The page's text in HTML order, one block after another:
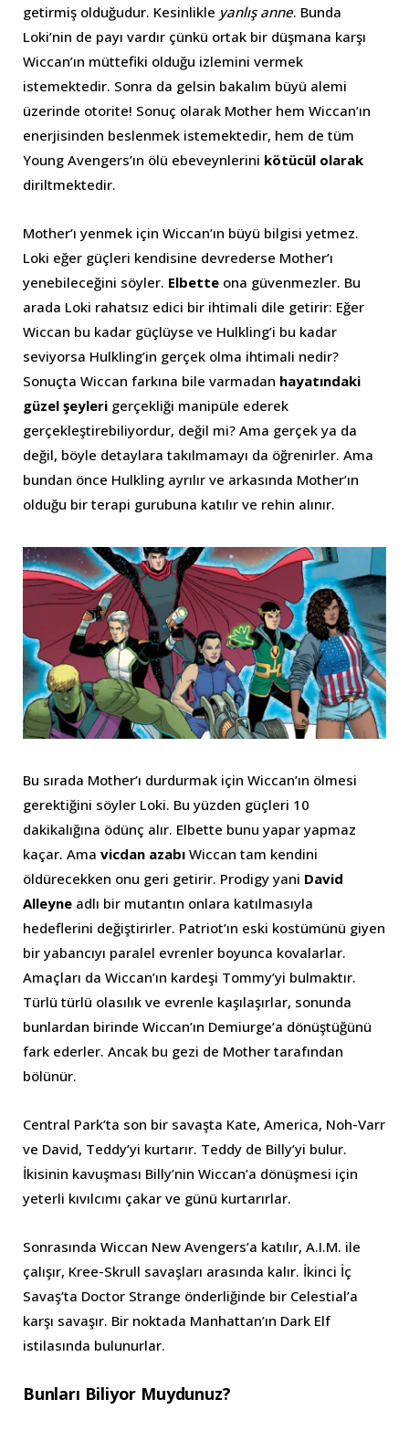
getirmiş olduğudur. Kesinlikle yanlış anne. Bunda
Loki’nin de payı vardır çünkü ortak bir düşmana karşı
Wiccan’ın müttefiki olduğu izlemini vermek
istemektedir. Sonra da gelsin bakalım büyü alemi
üzerinde otorite! Sonuç olarak Mother hem Wiccan’ın
enerjisinden beslenmek istemektedir, hem de tüm
Young Avengers’ın ölü ebeveynlerini kötücül olarak
diriltmektedir.
Mother’ı yenmek için Wiccan’ın büyü bilgisi yetmez.
Loki eğer güçleri kendisine devrederse Mother’ı
yenebileceğini söyler. Elbette ona güvenmezler. Bu
arada Loki rahatsız edici bir ihtimali dile getirir: Eğer
Wiccan bu kadar güçlüyse ve Hulkling’i bu kadar
seviyorsa Hulkling’in gerçek olma ihtimali nedir?
Sonuçta Wiccan farkına bile varmadan hayatındaki
güzel şeyleri gerçekliği manipüle ederek
gerçekleştirebiliyordur, değil mi? Ama gerçek ya da
değil, böyle detaylara takılmamayı da öğrenirler. Ama
bundan önce Hulkling ayrılır ve arkasında Mother’ın
olduğu bir terapi gurubuna katılır ve rehin alınır.
Bu sırada Mother’ı durdurmak için Wiccan’ın ölmesi
gerektiğini söyler Loki. Bu yüzden güçleri 10
dakikalığına ödünç alır. Elbette bunu yapar yapmaz
kaçar. Ama vicdan azabı Wiccan tam kendini
öldürecekken onu geri getirir. Prodigy yani David
Alleyne adlı bir mutantın onlara katılmasıyla
hedeflerini değiştirirler. Patriot’ın eski kostümünü giyen
bir yabancıyı paralel evrenler boyunca kovalarlar.
Amaçları da Wiccan’ın kardeşi Tommy’yi bulmaktır.
Türlü türlü olasılık ve evrenle kaşılaşırlar, sonunda
bunlardan birinde Wiccan’ın Demiurge’a dönüştüğünü
fark ederler. Ancak bu gezi de Mother tarafından
bölünür.
Central Park’ta son bir savaşta Kate, America, Noh-Varr
ve David, Teddy’yi kurtarır. Teddy de Billy’yi bulur.
İkisinin kavuşması Billy’nin Wiccan’a dönüşmesi için
yeterli kıvılcımı çakar ve günü kurtarırlar.
Sonrasında Wiccan New Avengers’a katılır, A.I.M. ile
çalışır, Kree-Skrull savaşları arasında kalır. İkinci İç
Savaş’ta Doctor Strange önderliğinde bir Celestial’a
karşı savaşır. Bir noktada Manhattan’ın Dark Elf
istilasında bulunurlar.
Bunları Biliyor Muydunuz?